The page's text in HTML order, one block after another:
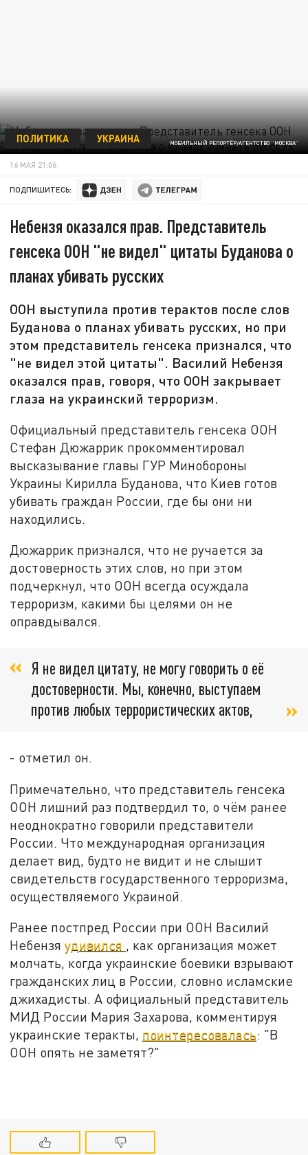
МОБИЛЬНЫЙ РЕПОРТЁР/АГЕНТСТВО "МОСКВА"
ПОЛИТИКА УКРАИНА
16 МАЯ 21:06
ПОДПИШИТЕСЬ:
Небензя оказался прав. Представитель
генсека ООН "не видел" цитаты Буданова о
планах убивать русских
ООН выступила против терактов после слов
Буданова о планах убивать русских, но при
этом представитель генсека признался, что
"не видел этой цитаты". Василий Небензя
оказался прав, говоря, что ООН закрывает
глаза на украинский терроризм.
Официальный представитель генсека ООН
Стефан Дюжаррик прокомментировал
высказывание главы ГУР Минобороны
Украины Кирилла Буданова, что Киев готов
убивать граждан России, где бы они ни
находились.
Дюжаррик признался, что не ручается за
достоверность этих слов, но при этом
подчеркнул, что ООН всегда осуждала
терроризм, какими бы целями он не
оправдывался.
Я не видел цитату, не могу говорить о её
достоверности. Мы, конечно, выступаем
против любых террористических актов,
- отметил он.
Примечательно, что представитель генсека
ООН лишний раз подтвердил то, о чём ранее
неоднократно говорили представители
России. Что международная организация
делает вид, будто не видит и не слышит
свидетельств государственного терроризма,
осуществляемого Украиной.
Ранее постпред России при ООН Василий
Небензяудивился , как организация может
молчать, когда украинские боевики взрывают
гражданских лиц в России, словно исламские
джихадисты. А официальный представитель
МИД России Мария Захарова, комментируя
украинские теракты, поинтересовалась: "В
ООН опять не заметят?"